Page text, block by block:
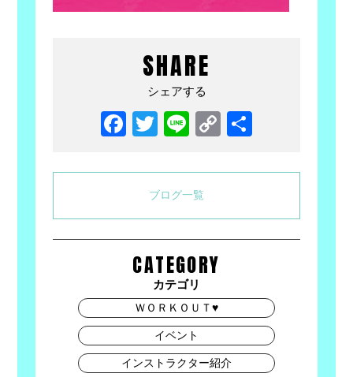
SHARE
シェアする
Facebook
Twitter
LineCopy
ブログ一覧
CATEGORY
カテゴリ
ＷＯＲＫＯＵＴ♥
イベント
インストラクター紹介